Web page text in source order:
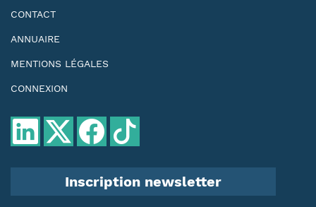
CONTACT
ANNUAIRE
MENTIONS LÉGALES
CONNEXION
Inscription newsletter